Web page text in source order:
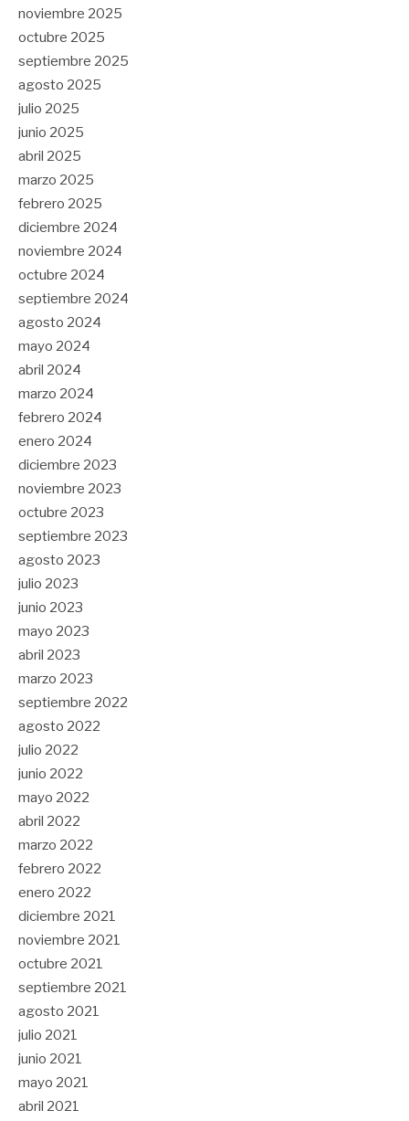
noviembre 2025
octubre 2025
septiembre 2025
agosto 2025
julio 2025
junio 2025
abril 2025
marzo 2025
febrero 2025
diciembre 2024
noviembre 2024
octubre 2024
septiembre 2024
agosto 2024
mayo 2024
abril 2024
marzo 2024
febrero 2024
enero 2024
diciembre 2023
noviembre 2023
octubre 2023
septiembre 2023
agosto 2023
julio 2023
junio 2023
mayo 2023
abril 2023
marzo 2023
septiembre 2022
agosto 2022
julio 2022
junio 2022
mayo 2022
abril 2022
marzo 2022
febrero 2022
enero 2022
diciembre 2021
noviembre 2021
octubre 2021
septiembre 2021
agosto 2021
julio 2021
junio 2021
mayo 2021
abril 2021